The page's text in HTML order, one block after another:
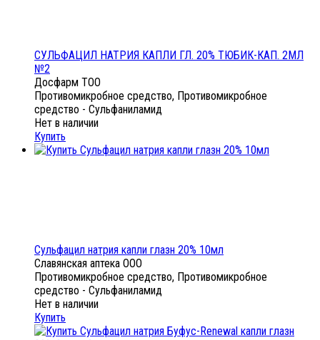
СУЛЬФАЦИЛ НАТРИЯ КАПЛИ ГЛ. 20% ТЮБИК-КАП. 2МЛ
№2
Досфарм ТОО
Противомикробное средство, Противомикробное
средство - Сульфаниламид
Нет в наличии
Купить
Сульфацил натрия капли глазн 20% 10мл
Славянская аптека ООО
Противомикробное средство, Противомикробное
средство - Сульфаниламид
Нет в наличии
Купить